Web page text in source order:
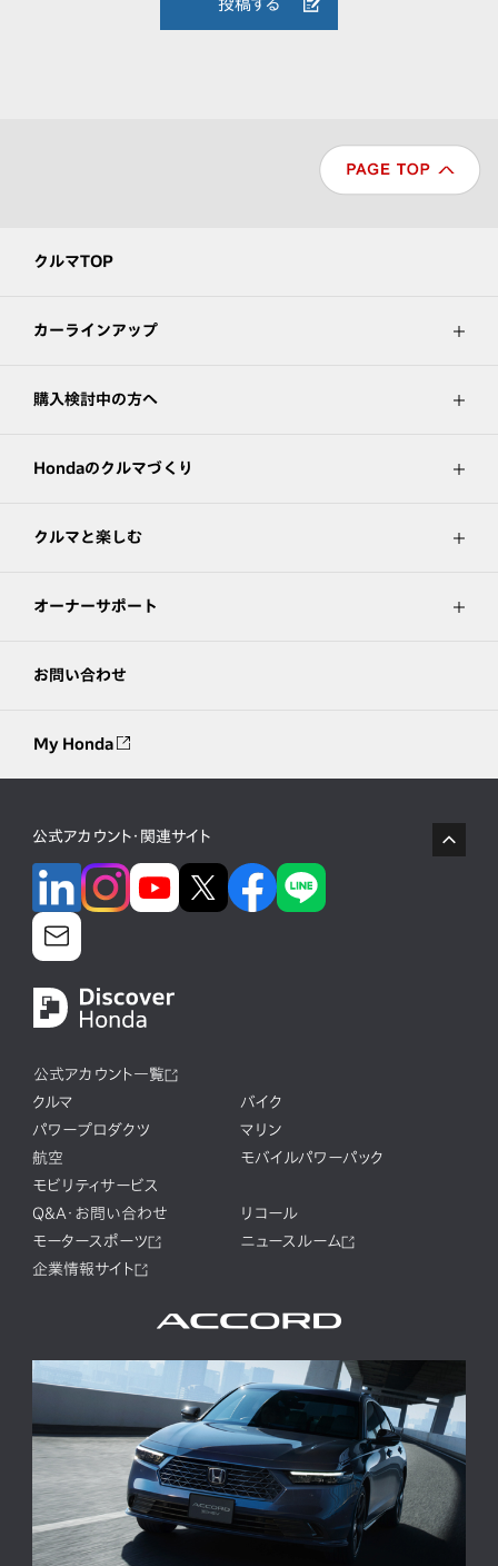
投稿する
クルマTOP
カーラインアップ
購入検討中の方へ
Hondaのクルマづくり
クルマと楽しむ
オーナーサポート
お問い合わせ
My Honda
公式アカウント・関連サイト
公式アカウント一覧
クルマ
バイク
パワープロダクツ
マリン
航空
モバイルパワーパック
モビリティサービス
Q&A・お問い合わせ
リコール
モータースポーツ
ニュースルーム
企業情報サイト